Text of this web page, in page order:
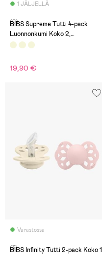
1 JÄLJELLÄ
(0)
BIBS Supreme Tutti 4-pack
Luonnonkumi Koko 2,
Ivory/Baby Blue/Petrol/Iron
19,90 €
Varastossa
(3)
BIBS Infinity Tutti 2-pack Koko 1